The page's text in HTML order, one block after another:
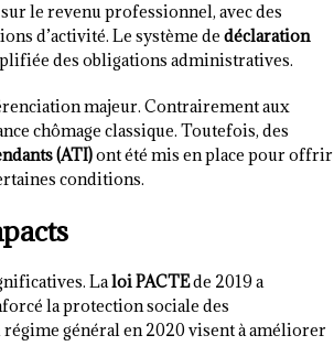
sur le revenu professionnel, avec des
d’activité. Le système de déclaration
des obligations administratives.
majeur. Contrairement aux
chômage classique. Toutefois, des
(ATI)ont été mis en place pour offrir
conditions.
Laloi PACTEde 2019 a
la protection sociale des
régime général en 2020 visent à améliorer